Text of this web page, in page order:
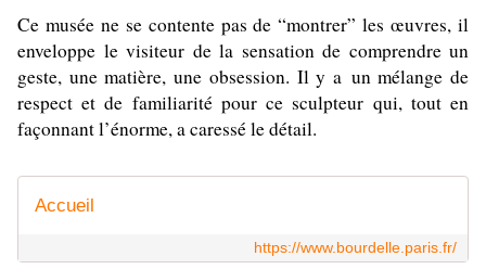
Ce musée ne se contente pas de “montrer” les œuvres, il
enveloppe le visiteur de la sensation de comprendre un
geste, une matière, une obsession. Il y a un mélange de
respect et de familiarité pour ce sculpteur qui, tout en
façonnant l’énorme, a caressé le détail.
Accueil
https://www.bourdelle.paris.fr/